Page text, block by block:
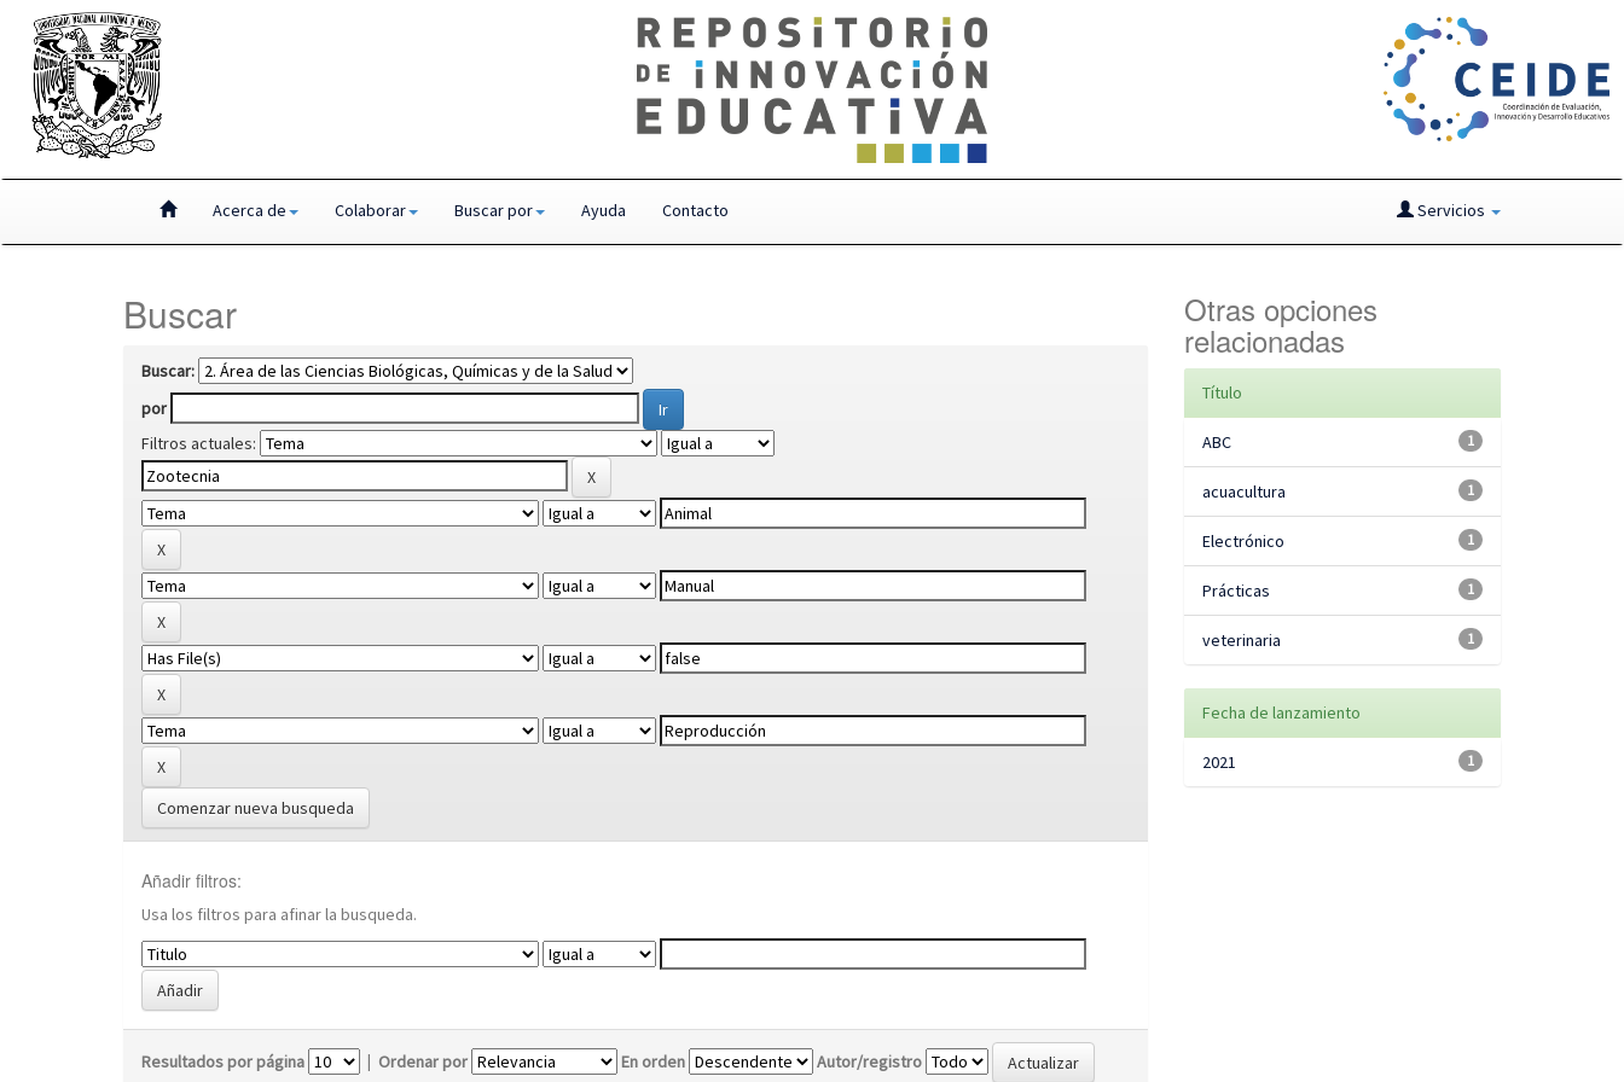
Acerca de Colaborar Buscar por Ayuda Contacto Servicios
Buscar
Buscar:
por
Filtros actuales:
Comenzar nueva busqueda
Añadir filtros:
Usa los filtros para afinar la busqueda.
Resultados por página | Ordenar por En orden Autor/registro
Otras opciones
relacionadas
Título
1
ABC
1
acuacultura
1
Electrónico
1
Prácticas
1
veterinaria
Fecha de lanzamiento
1
2021